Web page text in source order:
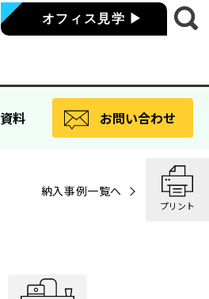
オフィス見学 ▶
資料 お問い合わせ
プリント
納入事例一覧へ